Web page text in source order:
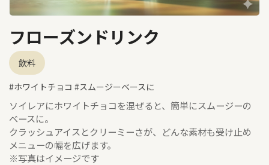
フローズンドリンク
飲料
#ホワイトチョコ #スムージーベースに
ソイレアにホワイトチョコを混ぜると、簡単にスムージーの
ベースに。
クラッシュアイスとクリーミーさが、どんな素材も受け止め
メニューの幅を広げます。
※写真はイメージです